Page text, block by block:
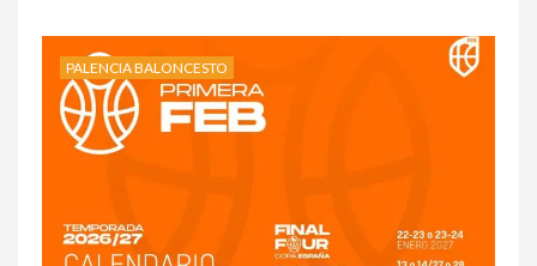
PALENCIA BALONCESTO